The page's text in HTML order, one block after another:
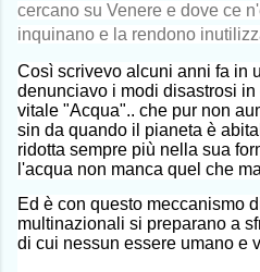
cercano su Venere e dove ce
inquinano e la rendono
Così scrivevo alcuni anni fa in
denunciavo i modi disastrosi
vitale "Acqua".. che pur non
sin da quando il pianeta è
ridotta sempre più nella sua
l'acqua non manca quel che
Ed è con questo meccanismo
multinazionali si preparano a
di cui nessun essere umano e